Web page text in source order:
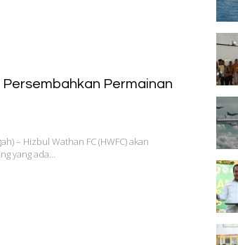
Persembahkan Permainan
– Hizbul Wathan FC (HWFC) akan
yang ada…